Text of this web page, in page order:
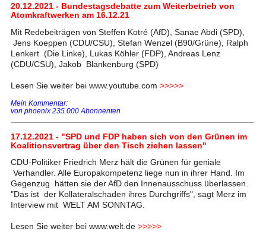
20.12.2021 - Bundestagsdebatte zum Weiterbetrieb von
Atomkraftwerken am 16.12.21
Mit Redebeiträgen von Steffen Kotré (AfD), Sanae Abdi (SPD),
Jens Koeppen (CDU/CSU), Stefan Wenzel (B90/Grüne), Ralph
Lenkert (Die Linke), Lukas Köhler (FDP), Andreas Lenz
(CDU/CSU), Jakob Blankenburg (SPD)
Lesen Sie weiter bei www.youtube.com >>>>>
Mein Kommentar:
von phoenix 235.000 Abonnenten
17.12.2021 - "SPD und FDP haben sich von den Grünen im
Koalitionsvertrag über den Tisch ziehen lassen"
CDU-Politiker Friedrich Merz hält die Grünen für geniale
Verhandler. Alle Europakompetenz liege nun in ihrer Hand. Im
Gegenzug hätten sie der AfD den Innenausschuss überlassen.
"Das ist der Kollateralschaden ihres Durchgriffs", sagt Merz im
Interview mit WELT AM SONNTAG.
Lesen Sie weiter bei www.welt.de >>>>>